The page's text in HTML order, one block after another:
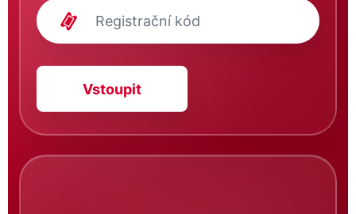
Vstoupit